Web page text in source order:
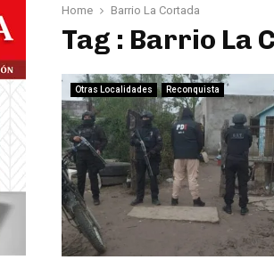
Home Barrio La Cortada
Tag : Barrio La
Otras Localidades Reconquista